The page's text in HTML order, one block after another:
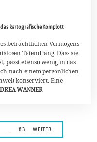
das kartografische Komplott
beträchtlichen Vermögens
Tatendrang. Dass sie
passt ebenso wenig in das
nach einem persönlichen
konserviert. Eine
WANNER
83 WEITER